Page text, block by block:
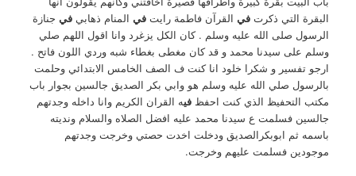
البقرة التي ذكرتفي القرآن فاطمة رايتفي المنام ذهابيفي جنازة
الرسول صلى الله عليه وسلم . كان الكل يزغرد وانا اقول اللهم صلي
وسلم على سيدنا محمد و قد كان مغطى بغطاء شبه وردي اللون فاتح .
ارجو تفسير و شكرا خلود انا كنت ف الصف الخامس الابتدائي وحلمت
بالرسول صلي الله عليه وسلم هو وابي بكر الصديق جالسين بجوار باب
مكتب التحفيظ الذي كنت احفظفيه القران الكريم وانا داخله وجدتهم
جالسين فسلمت ع سيدنا محمد عليه افضل الصلاه والسلام ونديته
باسمه ثم ابوبكرالصديق ودخلت اخدت حصتي وخرجت وجدتهم
موجودين فسلمت عليهم وخرجت.